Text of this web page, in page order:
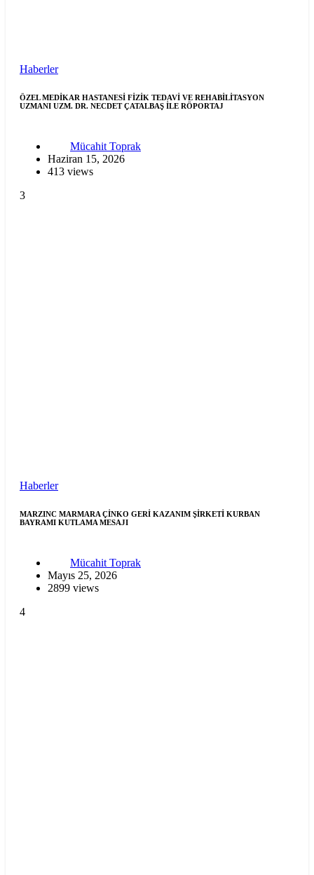
Haberler
ÖZEL MEDİKAR HASTANESİ FİZİK TEDAVİ VE REHABİLİTASYON
UZMANI UZM. DR. NECDET ÇATALBAŞ İLE RÖPORTAJ
Mücahit Toprak
Haziran 15, 2026
413 views
3
Haberler
MARZINC MARMARA ÇİNKO GERİ KAZANIM ŞİRKETİ KURBAN
BAYRAMI KUTLAMA MESAJI
Mücahit Toprak
Mayıs 25, 2026
2899 views
4